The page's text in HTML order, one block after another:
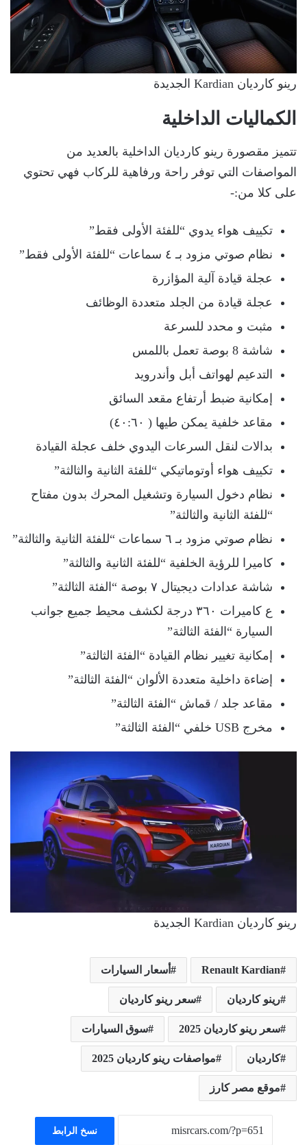
رينو كارديان Kardian الجديدة
الكماليات الداخلية
تتميز مقصورة رينو كارديان الداخلية بالعديد من
المواصفات التي توفر راحة ورفاهية للركاب فهي تحتوي
على كلا من:-
تكييف هواء يدوي “للفئة الأولى فقط”
نظام صوتي مزود بـ ٤ سماعات “للفئة الأولى فقط”
عجلة قيادة آلية المؤازرة
عجلة قيادة من الجلد متعددة الوظائف
مثبت و محدد للسرعة
شاشة 8 بوصة تعمل باللمس
التدعيم لهواتف أبل وأندرويد
إمكانية ضبط أرتفاع مقعد السائق
مقاعد خلفية يمكن طيها ( ٤٠:٦٠)
بدالات لنقل السرعات اليدوي خلف عجلة القيادة
تكييف هواء أوتوماتيكي “للفئة الثانية والثالثة”
نظام دخول السيارة وتشغيل المحرك بدون مفتاح
“للفئة الثانية والثالثة”
نظام صوتي مزود بـ ٦ سماعات “للفئة الثانية والثالثة”
كاميرا للرؤية الخلفية “للفئة الثانية والثالثة”
شاشة عدادات ديجيتال ٧ بوصة “الفئة الثالثة”
ع كاميرات ٣٦٠ درجة لكشف محيط جميع جوانب
السيارة “الفئة الثالثة”
إمكانية تغيير نظام القيادة “الفئة الثالثة”
إضاءة داخلية متعددة الألوان “الفئة الثالثة”
مقاعد جلد / قماش “الفئة الثالثة”
مخرج USB خلفي “الفئة الثالثة”
رينو كارديان Kardian الجديدة
Renault Kardian أسعار السيارات
رينو كارديان سعر رينو كارديان
سعر رينو كارديان 2025 سوق السيارات
كارديان مواصفات رينو كارديان 2025
موقع مصر كارز
نسخ الرابط